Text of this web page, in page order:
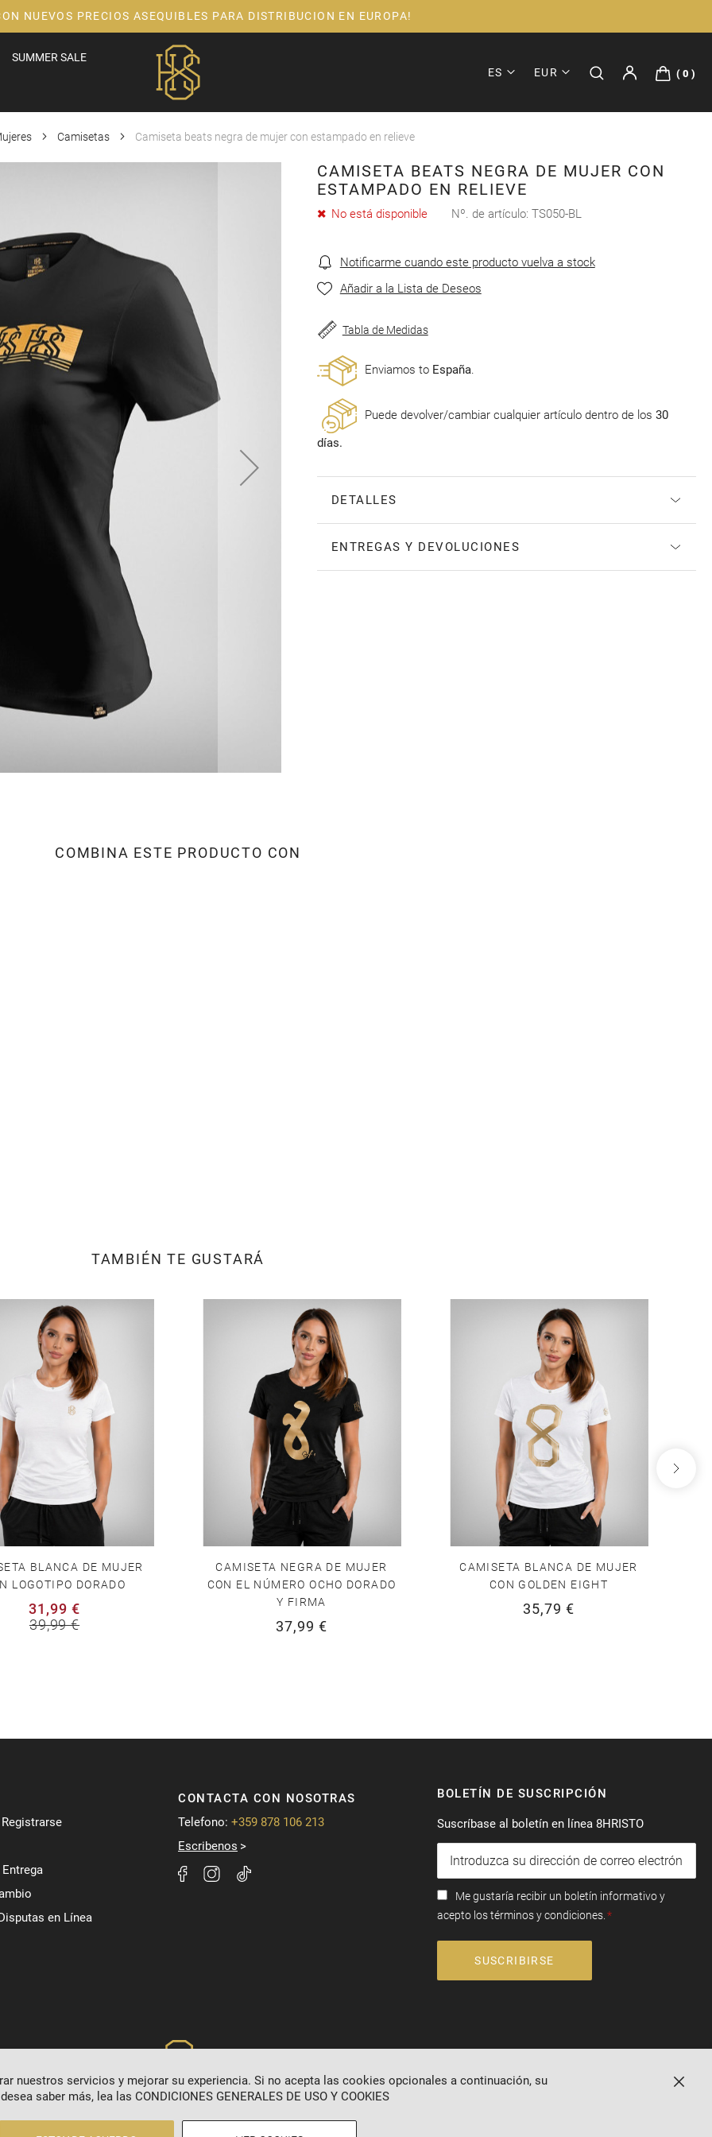
NUEVOS PRECIOS ASEQUIBLES PARA DISTRIBUCION EN EUROPA!
SUMMER SALE
ES EUR 0
Camisetas Camiseta beats negra de mujer con estampado en relieve
CAMISETA BEATS NEGRA DE MUJER CON
ESTAMPADO EN RELIEVE
No está disponible Nº. de artículo TS050-BL
Notificarme cuando este producto vuelva a stock
Añadir a la Lista de Deseos
Tabla de Medidas
Enviamos to España.
Puede devolver/cambiar cualquier artículo dentro de los 30
días.
DETALLES
ENTREGAS Y DEVOLUCIONES
COMBINA ESTE PRODUCTO CON
TAMBIÉN TE GUSTARÁ
BLANCA DE MUJER
LOGOTIPO DORADO
31,99 €
39,99 €
CAMISETA NEGRA DE MUJER
CON EL NÚMERO OCHO DORADO
Y FIRMA
37,99 €
CAMISETA BLANCA DE MUJER
CON GOLDEN EIGHT
35,79 €
en Línea
CONTACTA CON NOSOTRAS
Telefono: +359 878 106 213
Escribenos
BOLETÍN DE SUSCRIPCIÓN
Suscríbase al boletín en línea 8HRISTO
Me gustaría recibir un boletín informativo y
acepto los términos y condiciones.
SUSCRIBIRSE
nuestros servicios y mejorar su experiencia. Si no acepta las cookies opcionales a continuación, su
saber más, lea las CONDICIONES GENERALES DE USO Y COOKIES